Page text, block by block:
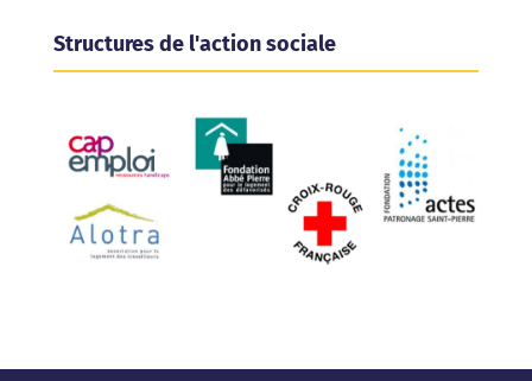
Structures de l'action sociale